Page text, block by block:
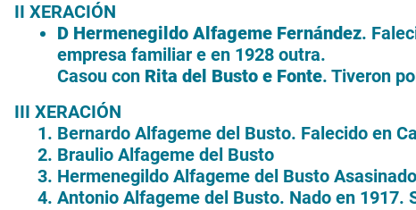
II XERACIÓN
D Hermenegildo Alfageme Fernández.
empresa familiar e en 1928 outra.
Casou con Rita del Busto e Fonte. Tiveron
III XERACIÓN
Bernardo Alfageme del Busto. Falecido en
Braulio Alfageme del Busto
Hermenegildo Alfageme del Busto
Antonio Alfageme del Busto. Nado en 1917.